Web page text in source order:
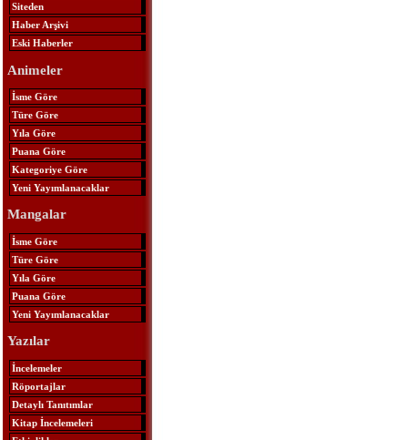
Siteden
Haber Arşivi
Eski Haberler
Animeler
İsme Göre
Türe Göre
Yıla Göre
Puana Göre
Kategoriye Göre
Yeni Yayımlanacaklar
Mangalar
İsme Göre
Türe Göre
Yıla Göre
Puana Göre
Yeni Yayımlanacaklar
Yazılar
İncelemeler
Röportajlar
Detaylı Tanıtımlar
Kitap İncelemeleri